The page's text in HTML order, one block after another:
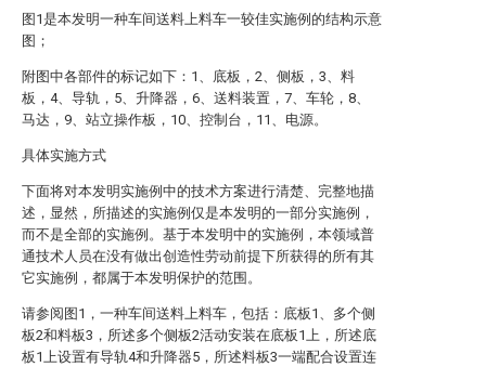
图1是本发明一种车间送料上料车一较佳实施例的结构示意
图；
附图中各部件的标记如下：1、底板，2、侧板，3、料
板，4、导轨，5、升降器，6、送料装置，7、车轮，8、
马达，9、站立操作板，10、控制台，11、电源。
具体实施方式
下面将对本发明实施例中的技术方案进行清楚、完整地描
述，显然，所描述的实施例仅是本发明的一部分实施例，
而不是全部的实施例。基于本发明中的实施例，本领域普
通技术人员在没有做出创造性劳动前提下所获得的所有其
它实施例，都属于本发明保护的范围。
请参阅图1，一种车间送料上料车，包括：底板1、多个侧
板2和料板3，所述多个侧板2活动安装在底板1上，所述底
板1上设置有导轨4和升降器5，所述料板3一端配合设置连